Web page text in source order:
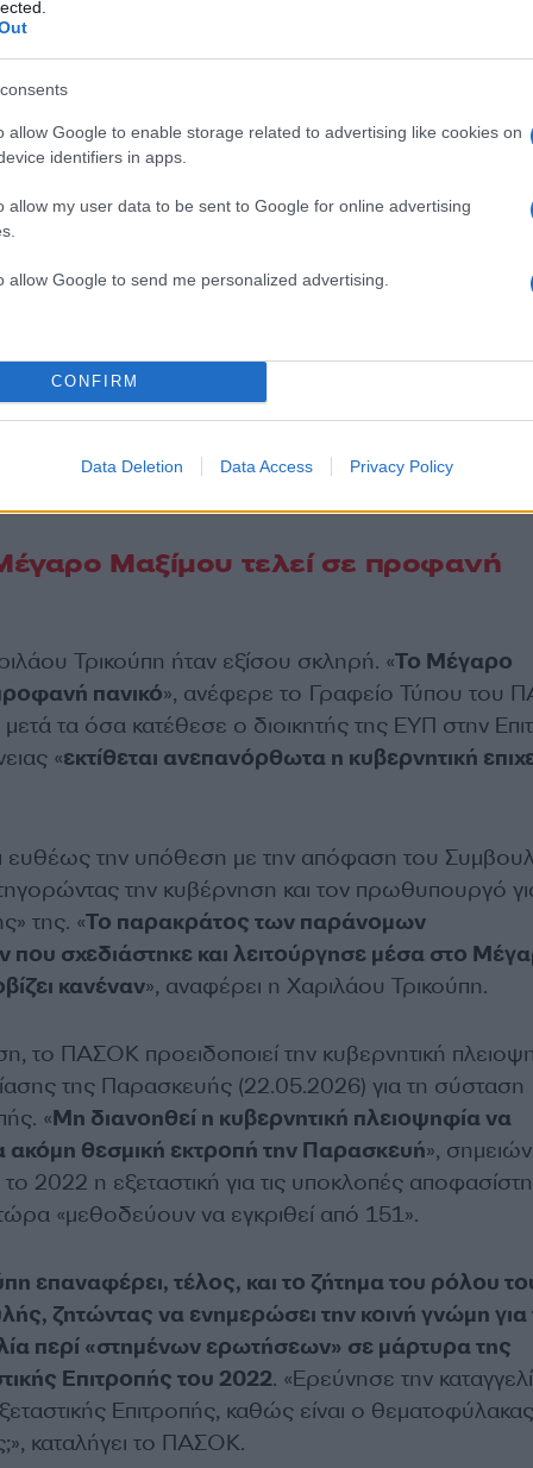
allow Google to enable storage related to advertising like cookies on
identifiers in apps.
allow my user data to be sent to Google for online advertising
allow Google to send me personalized advertising.
CONFIRM
Data Deletion Data Access Privacy Policy
Μαξίμου τελεί σε προφανή
Τρικούπη ήταν εξίσου σκληρή. «Το Μέγαρο
πανικό», ανέφερε το Γραφείο Τύπου του
μετά τα όσα κατέθεσε ο διοικητής της ΕΥΠ στην
«εκτίθεται ανεπανόρθωτα η κυβερνητική
την υπόθεση με την απόφαση του
την κυβέρνηση και τον πρωθυπουργό
της. «Το παρακράτος των παράνομων
σχεδιάστηκε και λειτούργησε μέσα στο
κανέναν», αναφέρει η Χαριλάου Τρικούπη.
το ΠΑΣΟΚ προειδοποιεί την κυβερνητική
της Παρασκευής (22.05.2026) για τη σύσταση
«Μη διανοηθεί η κυβερνητική πλειοψηφία να
ακόμη θεσμική εκτροπή την Παρασκευή»,
το 2022 η εξεταστική για τις υποκλοπές
«μεθοδεύουν να εγκριθεί από 151».
επαναφέρει, τέλος, και το ζήτημα του ρόλου
ζητώντας να ενημερώσει την κοινή γνώμη για
περί «στημένων ερωτήσεων» σε μάρτυρα της
Επιτροπής του 2022. «Ερεύνησε την
Επιτροπής, καθώς είναι ο
καταλήγει το ΠΑΣΟΚ.